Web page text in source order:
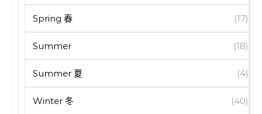
Spring 春 (17)
Summer (18)
Summer 夏 (4)
Winter 冬 (40)